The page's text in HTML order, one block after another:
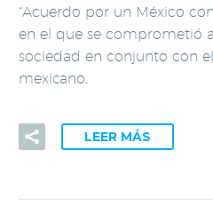
“Acuerdo por un México
en el que se comprometió
sociedad en conjunto con
mexicano.
LEER MÁS